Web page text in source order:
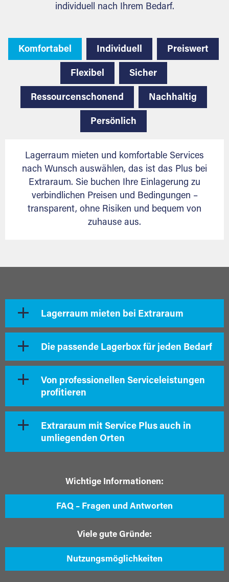
individuell nach Ihrem Bedarf.
Komfortabel Individuell Preiswert
Flexibel Sicher
Ressourcenschonend Nachhaltig
Persönlich
Lagerraum mieten und komfortable Services
nach Wunsch auswählen, das ist das Plus bei
Extraraum. Sie buchen Ihre Einlagerung zu
verbindlichen Preisen und Bedingungen –
transparent, ohne Risiken und bequem von
zuhause aus.
Lagerraum mieten bei Extraraum
Die passende Lagerbox für jeden Bedarf
Von professionellen Serviceleistungen
profitieren
Extraraum mit Service Plus auch in
umliegenden Orten
Wichtige Informationen:
FAQ – Fragen und Antworten
Viele gute Gründe:
Nutzungsmöglichkeiten